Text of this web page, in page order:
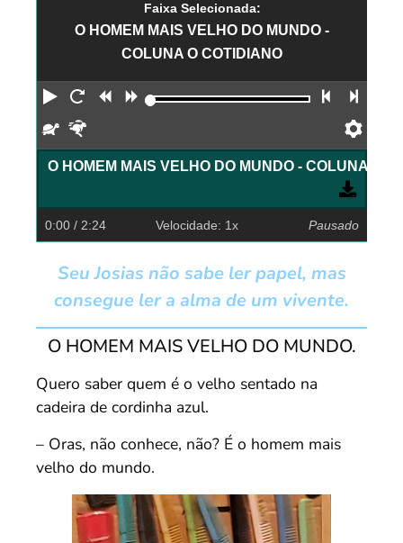
Faixa Selecionada:
O HOMEM MAIS VELHO DO MUNDO -
COLUNA O COTIDIANO
Reproduzir
Reiniciar
Retroceder
Avançar Faixa
Devagar
O HOMEM MAIS VELHO DO MUNDO - COLUNA O
0:00 / 2:24 Velocidade: 1x Pausado
Seu Josias não sabe ler papel, mas
consegue ler a alma de um vivente.
O HOMEM MAIS VELHO DO MUNDO.
Quero saber quem é o velho sentado na
cadeira de cordinha azul.
– Oras, não conhece, não? É o homem mais
velho do mundo.